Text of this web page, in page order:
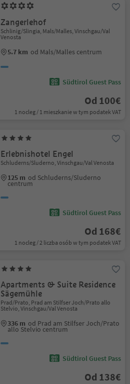
Zangerlehof
Schlinig/Slingia, Mals/Malles, Vinschgau/Val
Venosta
5.7 km od Mals/Malles centrum
Südtirol Guest Pass
Od 100€
1 nocleg / 1 mieszkanie w tym podatek VAT
Erlebnishotel Engel
Schluderns/Sluderno, Vinschgau/Val Venosta
125 m od Schluderns/Sluderno
centrum
Südtirol Guest Pass
Od 168€
1 nocleg / 2 liczba osób w tym podatek VAT
Apartments & Suite Residence
Sägemühle
Prad/Prato, Prad am Stilfser Joch/Prato allo
Stelvio, Vinschgau/Val Venosta
336 m od Prad am Stilfser Joch/Prato
allo Stelvio centrum
Südtirol Guest Pass
Od 138€